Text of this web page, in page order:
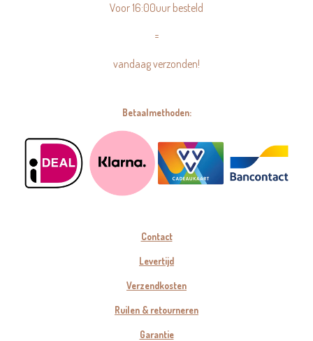
Voor 16:00uur besteld
=
vandaag verzonden!
Betaalmethoden:
Contact
Levertijd
Verzendkosten
Ruilen & retourneren
Garantie